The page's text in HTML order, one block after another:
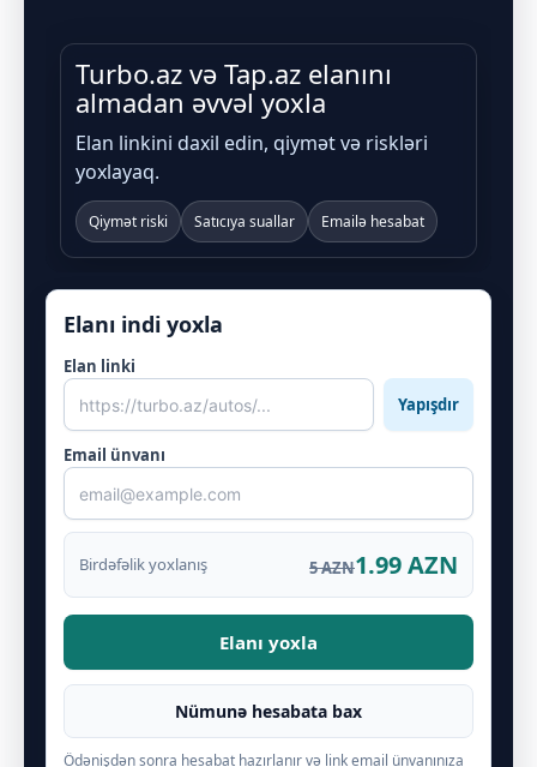
Turbo.az və Tap.az elanını
almadan əvvəl yoxla
Elan linkini daxil edin, qiymət və riskləri
yoxlayaq.
Qiymət riski Satıcıya suallar Emailə hesabat
Elanı indi yoxla
Elan linki
Yapışdır
Email ünvanı
Birdəfəlik yoxlanış 5 AZN1.99 AZN
Elanı yoxla
Nümunə hesabata bax
Ödənişdən sonra hesabat hazırlanır və link email ünvanınıza